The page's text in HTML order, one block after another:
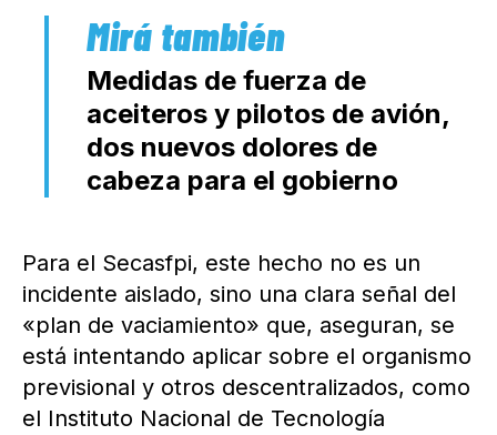
Medidas de fuerza de
aceiteros y pilotos de avión,
dos nuevos dolores de
cabeza para el gobierno
Para el Secasfpi, este hecho no es un
incidente aislado, sino una clara señal del
«plan de vaciamiento» que, aseguran, se
está intentando aplicar sobre el organismo
previsional y otros descentralizados, como
el Instituto Nacional de Tecnología